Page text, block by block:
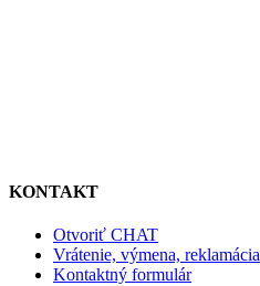
KONTAKT
Otvoriť CHAT
Vrátenie, výmena, reklamácia
Kontaktný formulár